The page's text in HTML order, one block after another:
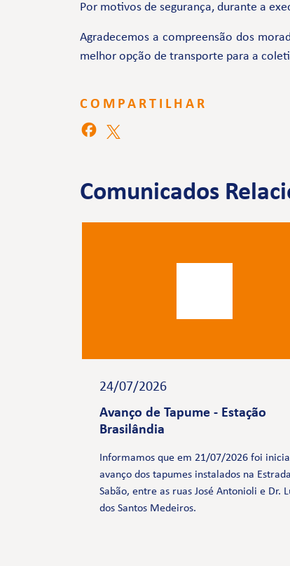
Por motivos de segurança, durante a
Agradecemos a compreensão dos
melhor opção de transporte para a
COMPARTILHAR
Comunicados
24/07/2026
Avanço de Tapume - Estação
Brasilândia
Informamos que em 21/07/2026 foi
avanço dos tapumes instalados na
Sabão, entre as ruas José Antonioli e Dr.
dos Santos Medeiros.